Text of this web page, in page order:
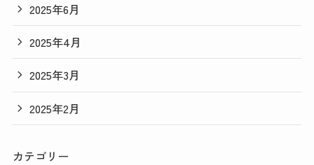
2025年6月
2025年4月
2025年3月
2025年2月
カテゴリー